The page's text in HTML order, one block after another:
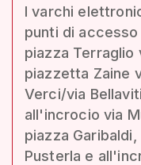
I varchi
punti di
piazza Terraglio
piazzetta Zaine
Verci/via
all'incrocio via
piazza
Pusterla e